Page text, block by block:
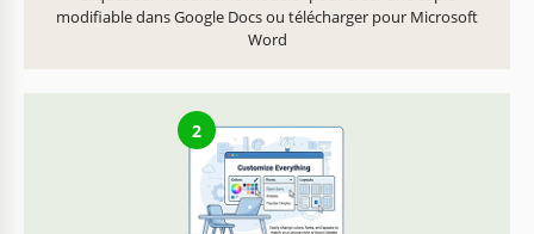
modifiable dans Google Docs ou télécharger pour Microsoft
Word
2